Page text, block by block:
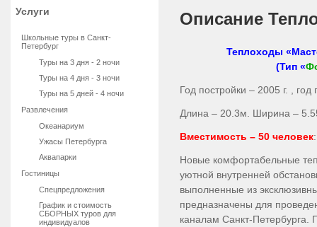
Описание
Теплоходы
(Тип «
Год постройки – 2005 г. ,
Длина – 20.3м. Ширина –
Вместимость – 50 человек
Новые комфортабельные
уютной внутренней
выполненные из
предназначены для
каналам Санкт-
Услуги
Школьные туры в Санкт-
Петербург
Туры на 3 дня - 2 ночи
Туры на 4 дня - 3 ночи
Туры на 5 дней - 4 ночи
Развлечения
Океанариум
Ужасы Петербурга
Аквапарки
Гостиницы
Спецпредложения
График и стоимость
СБОРНЫХ туров для
индивидуалов